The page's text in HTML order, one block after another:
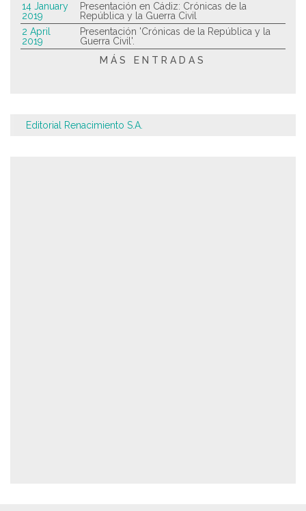
14 January
2019
Presentación en Cádiz: Crónicas de la
República y la Guerra Civil
2 April
2019
Presentación 'Crónicas de la República y la
Guerra Civil'.
MÁS ENTRADAS
Editorial Renacimiento S.A.